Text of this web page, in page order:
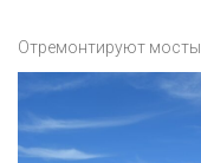
Отремонтируют мосты